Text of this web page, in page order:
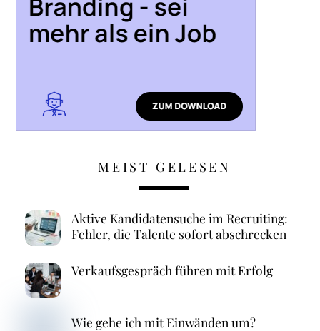
MEIST GELESEN
Aktive Kandidatensuche im Recruiting:
Fehler, die Talente sofort abschrecken
Verkaufsgespräch führen mit Erfolg
Wie gehe ich mit Einwänden um?